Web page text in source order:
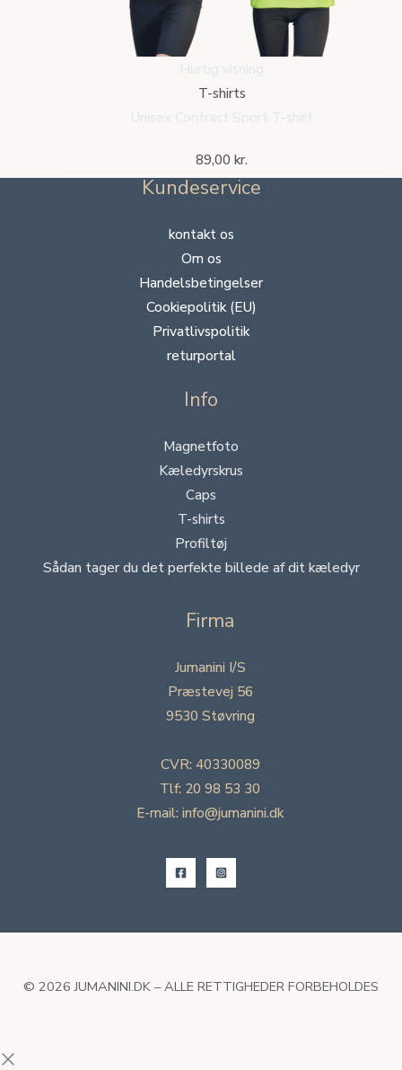
T-shirts
89,00kr.
Kundeservice
kontakt os
Om os
Handelsbetingelser
Cookiepolitik (EU)
Privatlivspolitik
returportal
Info
Magnetfoto
Kæledyrskrus
Caps
T-shirts
Profiltøj
Sådan tager du det perfekte billede af dit kæledyr
Firma
Jumanini I/S
Præstevej 56
9530 Støvring
CVR: 40330089
Tlf: 20 98 53 30
E-mail: info@jumanini.dk
© 2026 JUMANINI.DK – ALLE RETTIGHEDER FORBEHOLDES